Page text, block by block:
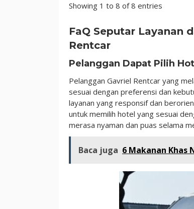
Showing 1 to 8 of 8 entries
FaQ Seputar Layanan
Rentcar
Pelanggan Dapat Pilih
Pelanggan Gavriel Rentcar yang
sesuai dengan preferensi dan
layanan yang responsif dan
untuk memilih hotel yang sesuai
merasa nyaman dan puas selama
Baca juga 6 Makanan Khas